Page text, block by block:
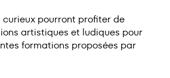
curieux pourront profiter de
artistiques et ludiques pour
formations proposées par